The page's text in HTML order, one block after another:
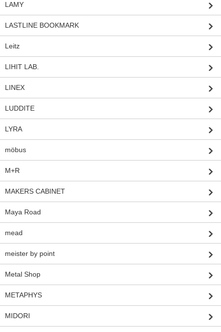
LAMY
LASTLINE BOOKMARK
Leitz
LIHIT LAB.
LINEX
LUDDITE
LYRA
möbus
M+R
MAKERS CABINET
Maya Road
mead
meister by point
Metal Shop
METAPHYS
MIDORI